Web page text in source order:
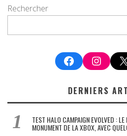
Rechercher
Facebook X
DERNIERS
TEST HALO CAMPAIGN EVOLVED :
MONUMENT DE LA XBOX, AVEC